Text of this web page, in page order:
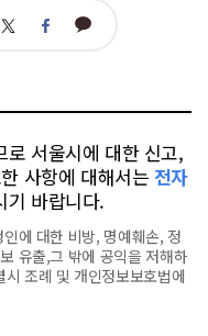
트 페 카
로 서울시에 대한 신고,
사항에 대해서는 전자
기 바랍니다.
에 대한 비방, 명예훼손, 정
유출,그 밖에 공익을 저해하
조례 및 개인정보보호법에